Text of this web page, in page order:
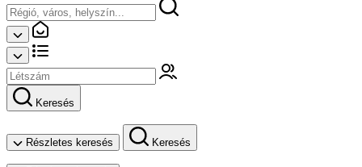
Keresés
Részletes keresés Keresés